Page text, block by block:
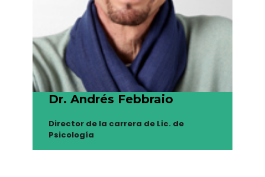
Dr. Andrés Febbraio
Director de la carrera de Lic. de
Psicología